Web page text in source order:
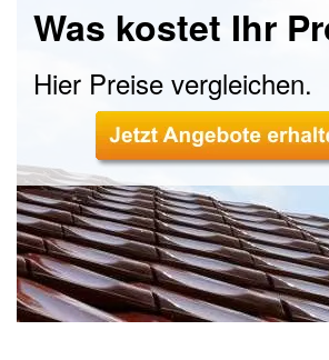
Was kostet Ihr
Hier Preise vergleichen.